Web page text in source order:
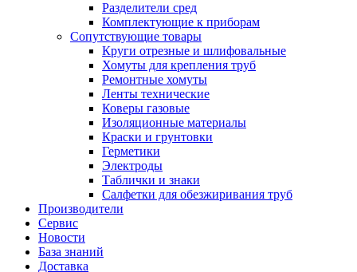
Разделители сред
Комплектующие к приборам
Сопутствующие товары
Круги отрезные и шлифовальные
Хомуты для крепления труб
Ремонтные хомуты
Ленты технические
Коверы газовые
Изоляционные материалы
Краски и грунтовки
Герметики
Электроды
Таблички и знаки
Салфетки для обезжиривания труб
Производители
Сервис
Новости
База знаний
Доставка